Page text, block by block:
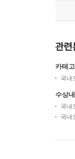
관련
카테
국내
수상
국내
국내